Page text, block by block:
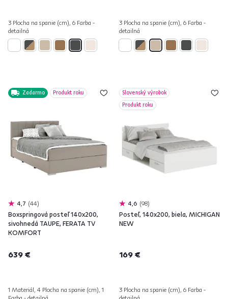
3 Plocha na spanie (cm), 6 Farba -
detailná
3 Plocha na spanie (cm), 6 Farba -
detailná
Zadarmo Produkt roku
4,7 44
Boxspringová posteľ 140x200,
sivohnedá TAUPE, FERATA TV
KOMFORT
639 €
1 Materiál, 4 Plocha na spanie (cm), 1
Slovenský výrobok
Produkt roku
4,6 98
Posteľ, 140x200, biela, MICHIGAN
NEW
169 €
3 Plocha na spanie (cm), 6 Farba -